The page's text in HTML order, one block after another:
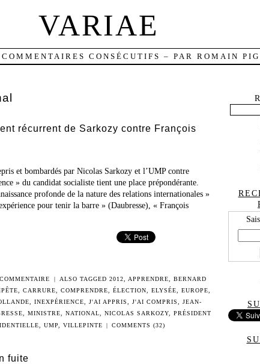
VARIAE
CONSÉCUTIFS – PAR ROMAIN
récurrent de Sarkozy contre François
et bombardés par Nicolas Sarkozy et l’UMP contre
» du candidat socialiste tient une place prépondérante.
profonde de la nature des relations internationales »
pour tenir la barre » (Daubresse), « François
| ALSO TAGGED 2012 APPRENDRE
BERNARD
CARRURE COMPRENDRE ÉLECTION ELYSÉE EUROPE
INEXPÉRIENCE J'AI APPRIS J'AI COMPRIS
JEAN-
MINISTRE NATIONAL NICOLAS SARKOZY, PRÉSIDENT
UMP VILLEPINTE | COMMENTS (32)
fuite